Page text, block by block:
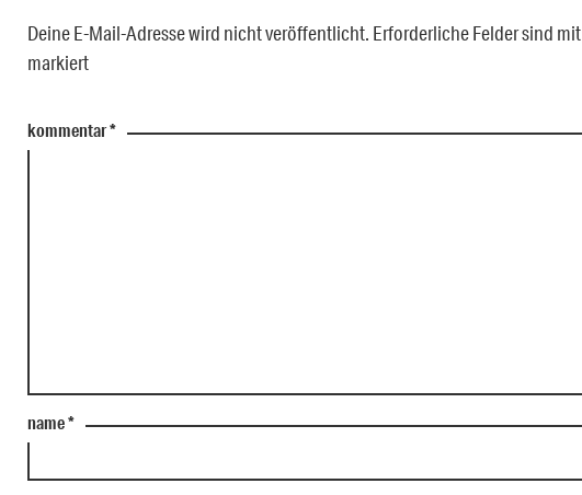
Deine E-Mail-Adresse wird nicht veröffentlicht. Erforderliche Felder sind mit
markiert
kommentar*
name*